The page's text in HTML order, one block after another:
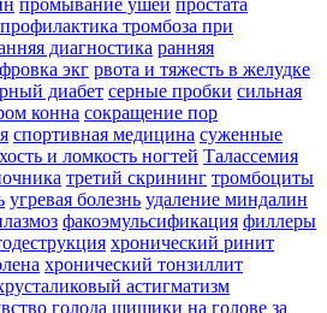
промывание ушей простата
профилактика тромбоза при
диагностика ранняя
экг рвота и тяжесть в желудке
диабет серные пробки сильная
конна сокращение пор
спортивная медицина суженные
и ломкость ногтей Талассемия
третий скрининг тромбоциты
угревая болезнь удаление миндалин
факоэмульсификация филлеры
хронический ринит
хронический тонзиллит
астигматизм
голода шишики на голове за